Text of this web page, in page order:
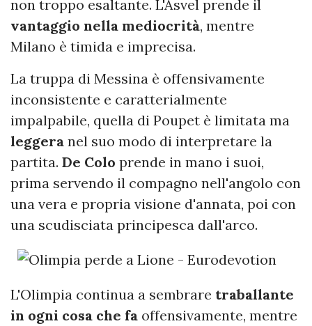
non troppo esaltante. L'Asvel prende il
vantaggio nella mediocrità, mentre
Milano è timida e imprecisa.
La truppa di Messina è offensivamente
inconsistente e caratterialmente
impalpabile, quella di Poupet è limitata ma
leggera nel suo modo di interpretare la
partita. De Colo prende in mano i suoi,
prima servendo il compagno nell'angolo con
una vera e propria visione d'annata, poi con
una scudisciata principesca dall'arco.
L'Olimpia continua a sembrare traballante
in ogni cosa che fa offensivamente, mentre